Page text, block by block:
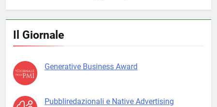
Il Giornale
Generative Business Award
Pubbliredazionali e Native Advertising